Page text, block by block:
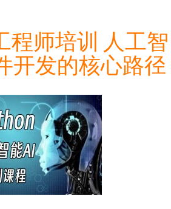
程师培训 人工智
开发的核心路径